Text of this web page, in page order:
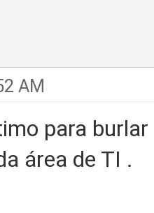
AM
para
área de TI .